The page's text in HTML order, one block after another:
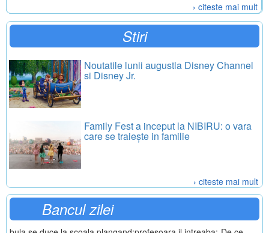
› citeste mai mult
Stiri
Noutatile lunii augustla Disney Channel
si Disney Jr.
Family Fest a inceput la NIBIRU: o vara
care se traiește in familie
› citeste mai mult
Bancul zilei